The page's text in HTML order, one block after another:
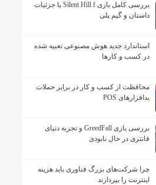
بررسی کامل بازی Silent Hill f با جزئیات
داستان و گیم پلی
استاندارد جدید هوش مصنوعی تعبیه شده
در کسب و کارها
محافظت از کسب و کار در برابر حملات
بدافزارهای POS
بررسی بازی GreedFall و تجربه دنیای
فانتزی در حال نابودی
چرا شرکت‌های بزرگ فناوری باید هزینه
اینترنت را بپردازند